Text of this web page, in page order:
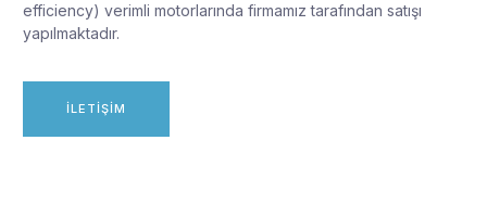
efficiency) verimli motorlarında firmamız tarafından satışı
yapılmaktadır.
İLETIŞIM